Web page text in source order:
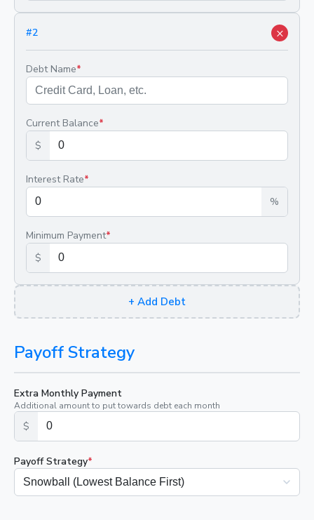
#2 ×
Debt Name*
Current Balance*
$
Interest Rate*
%
Minimum Payment*
$
+ Add Debt
Payoff Strategy
Extra Monthly Payment
Additional amount to put towards debt each month
$
Payoff Strategy*